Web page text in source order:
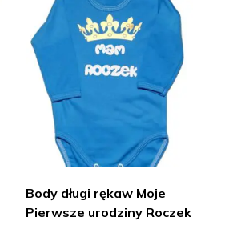
Body długi rękaw Moje
Pierwsze urodziny Roczek